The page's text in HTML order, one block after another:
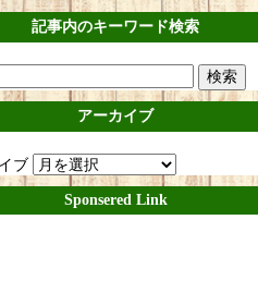
記事内のキーワード検索
アーカイブ
ブ
Sponsered Link